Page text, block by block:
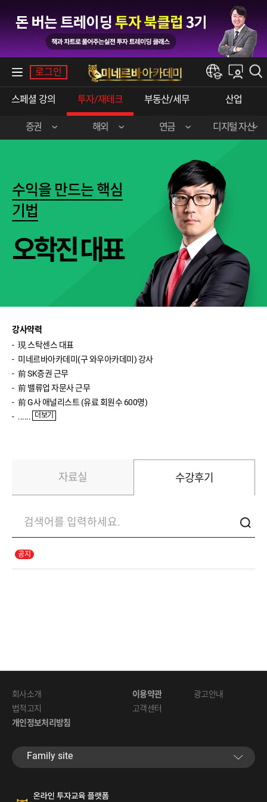
로그인
스페셜강의 투자/재테크 부동산/세무 산업
한경e아카데미
내강의실
증권
곽영훈(주식실전)
이춘광(주식입문)
송재경(주식입문)
반종민(주식입문)
신성호(ETF입문)
이진우(환율)
해외
김선형(한·미주식)
연금 디지털자산
수익을만드는핵심
기법
오학진대표
강사약력
現스탁센스대표
미네르바아카데미(구와우아카데미)강사
前SK증권근무
前밸류업자문사근무
前G사애널리스트(유료회원수600명)
...... 더보기
자료실 수강후기
회사소개
법적고지
개인정보처리방침
이용약관
고객센터
광고안내
Familysite